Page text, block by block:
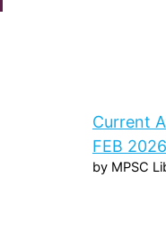
Current
FEB 2026
by MPSC